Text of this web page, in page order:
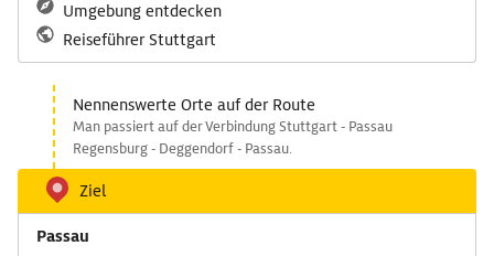
Umgebung entdecken
Reiseführer Stuttgart
Nennenswerte Orte auf der Route
Man passiert auf der Verbindung Stuttgart - Passau
Regensburg - Deggendorf - Passau.
Ziel
Passau